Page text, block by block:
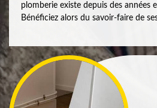
plomberie existe depuis des années
Bénéficiez alors du savoir-faire de